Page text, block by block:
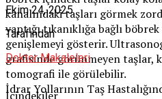
kanalındaki taşları görmek
yaptığı tıkanıklığa bağlı
genişlemeyi gösterir.
grafisinde görünmeyen taşlar,
tomografi ile görülebilir.
İdrar Yollarının Taş
Ekim 24, 2025
Tarafından
Doktor Makaleleri
İçindekiler